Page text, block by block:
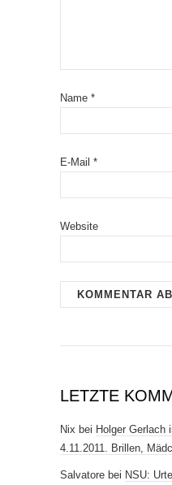
Name *
E-Mail *
Website
LETZTE
Nix bei Holger Gerlach
4.11.2011. Brillen,
Salvatore bei NSU: